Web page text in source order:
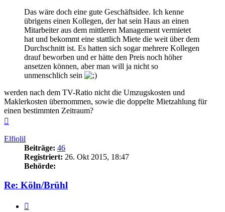
Das wäre doch eine gute Geschäftsidee. Ich kenne
übrigens einen Kollegen, der hat sein Haus an einen
Mitarbeiter aus dem mittleren Management vermietet
hat und bekommt eine stattlich Miete die weit über dem
Durchschnitt ist. Es hatten sich sogar mehrere Kollegen
drauf beworben und er hätte den Preis noch höher
ansetzen können, aber man will ja nicht so
unmenschlich sein
werden nach dem TV-Ratio nicht die Umzugskosten und
Maklerkosten übernommen, sowie die doppelte Mietzahlung für
einen bestimmten Zeitraum?
Elfiolil
Beiträge: 46
Registriert: 26. Okt 2015, 18:47
Behörde:
Re: Köln/Brühl